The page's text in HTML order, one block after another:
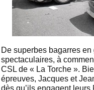
De superbes bagarres
spectaculaires, à
CSL de « La Torche ».
épreuves, Jacques et
dès qu’ils engagent